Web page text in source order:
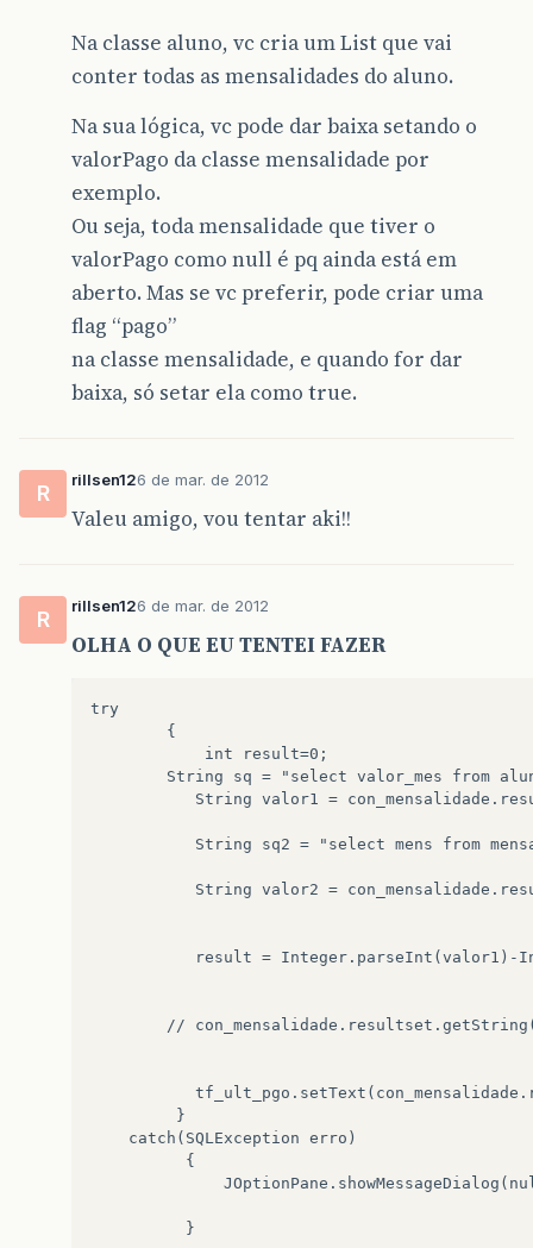
Na classe aluno, vc cria um List que vai
conter todas as mensalidades do aluno.
Na sua lógica, vc pode dar baixa setando o
valorPago da classe mensalidade por
exemplo.
Ou seja, toda mensalidade que tiver o
valorPago como null é pq ainda está em
aberto. Mas se vc preferir, pode criar uma
flag “pago”
na classe mensalidade, e quando for dar
baixa, só setar ela como true.
R
rillsen126 de mar. de 2012
Valeu amigo, vou tentar aki!!
R
rillsen126 de mar. de 2012
OLHA O QUE EU TENTEI FAZER
try
        {
            int result=0;
String sq = "select valor_mes from
String valor1 =
String sq2 = "select mens from
String valor2 =
result = Integer.parseInt(valor1)-
//
         }
    catch(SQLException erro)
          {